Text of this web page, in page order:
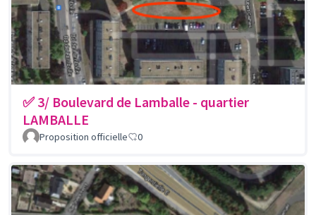
✅ 3/ Boulevard de Lamballe - quartier
LAMBALLE
Proposition officielle 0